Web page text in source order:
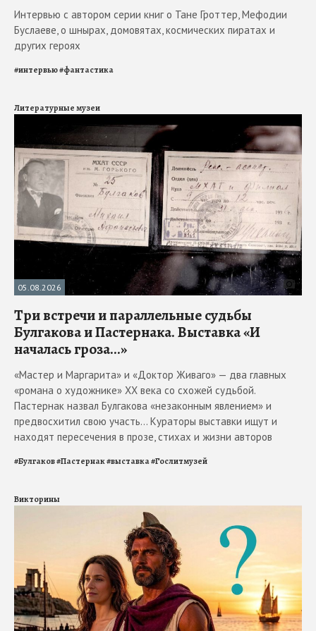
Интервью с автором серии книг о Тане Гроттер, Мефодии
Буслаеве, о шнырах, домовятах, космических пиратах и
других героях
#интервью#фантастика
Литературные музеи
05.08.2026
Три встречи и параллельные судьбы
Булгакова и Пастернака. Выставка «И
началась гроза...»
«Мастер и Маргарита» и «Доктор Живаго» — два главных
«романа о художнике» ХХ века со схожей судьбой.
Пастернак назвал Булгакова «незаконным явлением» и
предвосхитил свою участь... Кураторы выставки ищут и
находят пересечения в прозе, стихах и жизни авторов
#Булгаков#Пастернак#выставка#Гослитмузей
Викторины